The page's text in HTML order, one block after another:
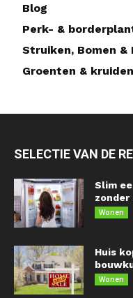
Blog
Perk- &
Struiken, Bomen &
Groenten & kruiden
SELECTIE VAN DE
Slim
Wonen
Huis
Wonen